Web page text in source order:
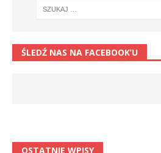
ŚLEDŹ NAS NA FACEBOOK’U
OSTATNIE WPISY